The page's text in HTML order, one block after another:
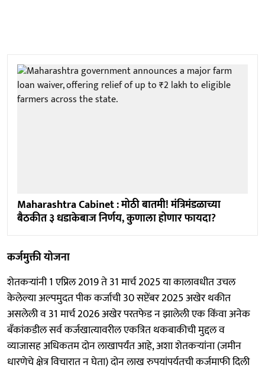
Maharashtra Cabinet : मोठी बातमी! मंत्रिमंडळाच्या
बैठकीत ३ धडाकेबाज निर्णय, कुणाला होणार फायदा?
कर्जमुक्ती योजना
शेतकर्‍यांनी 1 एप्रिल 2019 ते 31 मार्च 2025 या कालावधीत उचल
केलेल्या अल्पमुदत पीक कर्जाची 30 सप्टेंबर 2025 अखेर थकीत
असलेली व 31 मार्च 2026 अखेर परतफेड न झालेली एक किंवा अनेक
बँकांकडील सर्व कर्जखात्यावरील एकत्रित थकबाकीची मुद्दल व
व्याजासह अधिकतम दोन लाखापर्यंत आहे, अशा शेतकर्‍यांना (जमीन
धारणेचे क्षेत्र विचारात न घेता) दोन लाख रुपयांपर्यतची कर्जमाफी दिली